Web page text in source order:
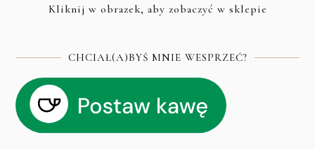
Kliknij w obrazek, aby zobaczyć w sklepie
CHCIAŁ(A)BYŚ MNIE WESPRZEĆ?